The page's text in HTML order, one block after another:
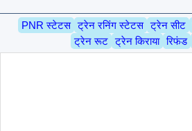
PNR स्टेटस ट्रेन रनिंग स्टेटस ट्रेन सीट
ट्रेन रूट ट्रेन किराया रिफंड